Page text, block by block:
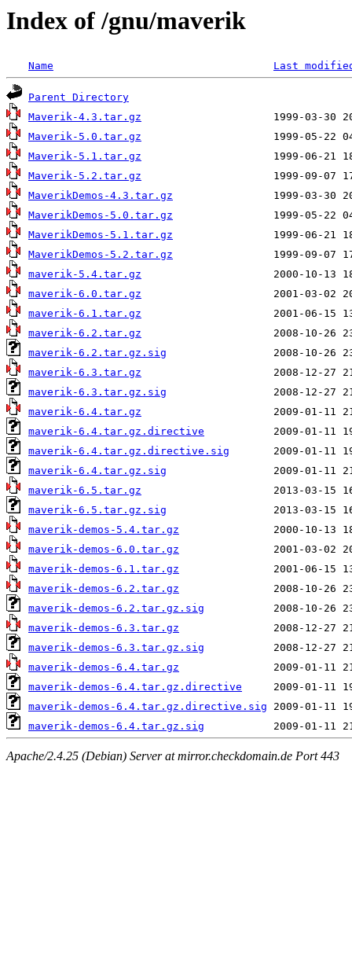
Index of /gnu/maverik
Name Last
Parent Directory
Maverik-4.3.tar.gz
Maverik-5.0.tar.gz
Maverik-5.1.tar.gz
Maverik-5.2.tar.gz
MaverikDemos-4.3.tar.gz
MaverikDemos-5.0.tar.gz
MaverikDemos-5.1.tar.gz
MaverikDemos-5.2.tar.gz
maverik-5.4.tar.gz
maverik-6.0.tar.gz
maverik-6.1.tar.gz
maverik-6.2.tar.gz
maverik-6.2.tar.gz.sig
maverik-6.3.tar.gz
maverik-6.3.tar.gz.sig
maverik-6.4.tar.gz
maverik-6.4.tar.gz.directive
maverik-6.4.tar.gz.directive.sig
maverik-6.4.tar.gz.sig
maverik-6.5.tar.gz
maverik-6.5.tar.gz.sig
maverik-demos-5.4.tar.gz
maverik-demos-6.0.tar.gz
maverik-demos-6.1.tar.gz
maverik-demos-6.2.tar.gz
maverik-demos-6.2.tar.gz.sig
maverik-demos-6.3.tar.gz
maverik-demos-6.3.tar.gz.sig
maverik-demos-6.4.tar.gz
maverik-demos-6.4.tar.gz.directive
maverik-demos-6.4.tar.gz.directive.sig
maverik-demos-6.4.tar.gz.sig
Apache/2.4.25 (Debian) Server at mirror.checkdomain.de Port 443